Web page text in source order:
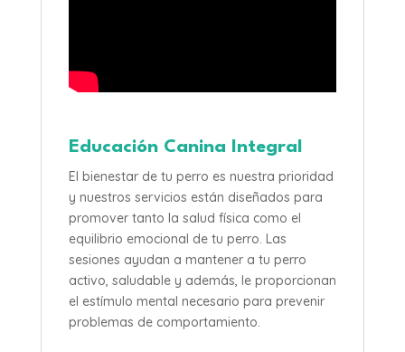
Educación Canina Integral
El bienestar de tu perro es nuestra prioridad
y nuestros servicios están diseñados para
promover tanto la salud física como el
equilibrio emocional de tu perro. Las
sesiones ayudan a mantener a tu perro
activo, saludable y además, le proporcionan
el estímulo mental necesario para prevenir
problemas de comportamiento.